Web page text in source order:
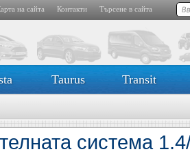
на сайта Контакти Търсене в сайта
Taurus Transit
система